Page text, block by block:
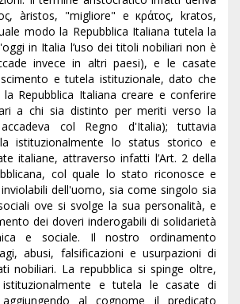
àristos, "migliore" e κράτος, kratos,
modo la Repubblica Italiana tutela la
in Italia l’uso dei titoli nobiliari non è
invece in altri paesi), e le casate
e tutela istituzionale, dato che
Repubblica Italiana creare e conferire
a chi sia distinto per meriti verso la
col Regno d'Italia); tuttavia
istituzionalmente lo status storico e
italiane, attraverso infatti l’Art. 2 della
col quale lo stato riconosce e
dell'uomo, sia come singolo sia
ove si svolge la sua personalità, e
dei doveri inderogabili di solidarietà
e sociale. Il nostro ordinamento
abusi, falsificazioni e usurpazioni di
nobiliari. La repubblica si spinge oltre,
e tutela le casate di
al cognome il predicato